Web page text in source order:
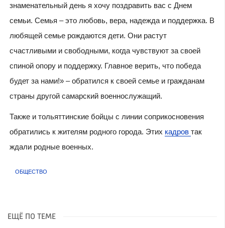
знаменательный день я хочу поздравить вас с Днем
семьи. Семья – это любовь, вера, надежда и поддержка. В
любящей семье рождаются дети. Они растут
счастливыми и свободными, когда чувствуют за своей
спиной опору и поддержку. Главное верить, что победа
будет за нами!» – обратился к своей семье и гражданам
страны другой самарский военнослужащий.
Также и тольяттинские бойцы с линии соприкосновения
обратились к жителям родного города. Этих кадров так
ждали родные военных.
ОБЩЕСТВО
ЕЩЁ ПО ТЕМЕ